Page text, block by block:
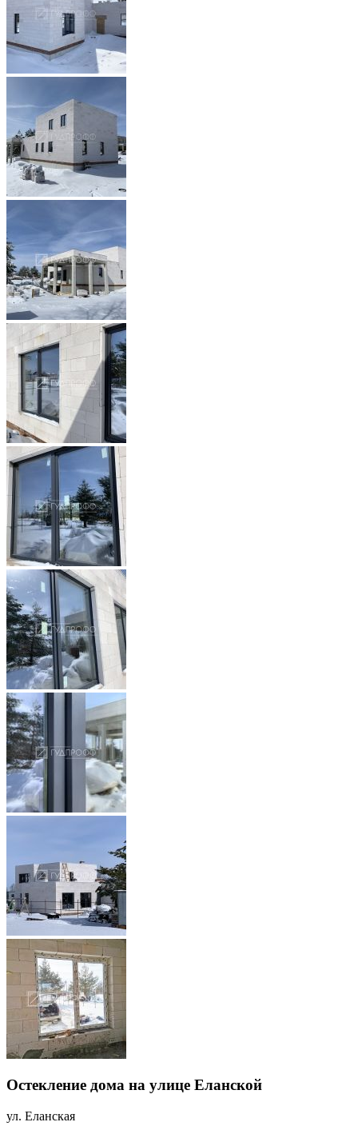
Остекление дома на улице Еланской
ул. Еланская